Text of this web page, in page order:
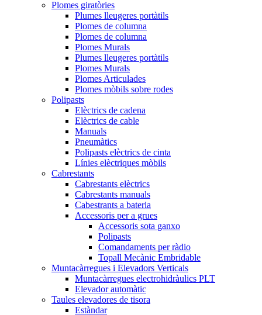
Plomes giratòries
Plumes lleugeres portàtils
Plomes de columna
Plomes de columna
Plomes Murals
Plumes lleugeres portàtils
Plomes Murals
Plomes Articulades
Plomes mòbils sobre rodes
Polipasts
Elèctrics de cadena
Elèctrics de cable
Manuals
Pneumàtics
Polipasts elèctrics de cinta
Línies elèctriques mòbils
Cabrestants
Cabrestants elèctrics
Cabrestants manuals
Cabestrants a bateria
Accessoris per a grues
Accessoris sota ganxo
Polipasts
Comandaments per ràdio
Topall Mecànic Embridable
Muntacàrregues i Elevadors Verticals
Muntacàrregues electrohidràulics PLT
Elevador automàtic
Taules elevadores de tisora
Estàndar